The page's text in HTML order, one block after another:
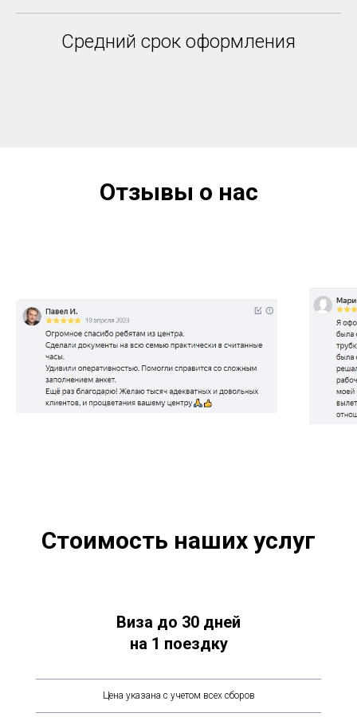
Средний срок оформления
Отзывы о нас
Стоимость наших услуг
Виза до 30 дней
на 1 поездку
Цена указана с учетом всех сборов